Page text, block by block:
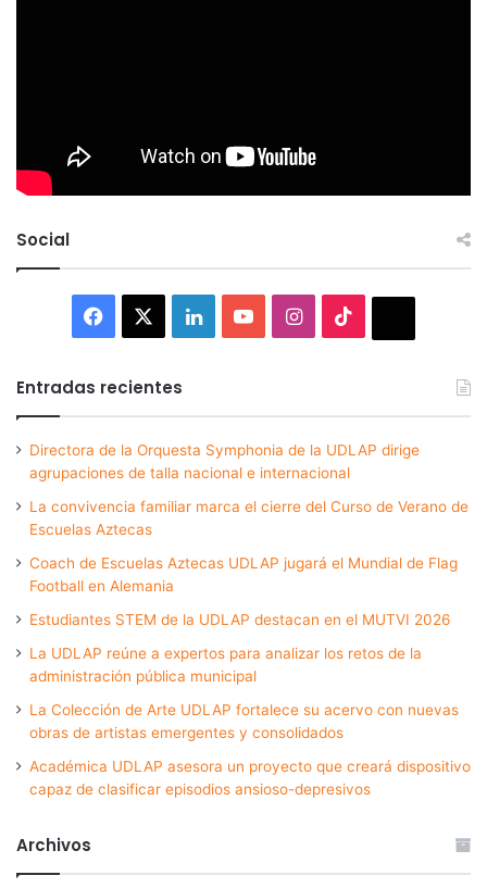
Social
Facebook LinkedInYouTubeInstagram
Entradas recientes
Directora de la Orquesta Symphonia de la UDLAP dirige
agrupaciones de talla nacional e internacional
La convivencia familiar marca el cierre del Curso de Verano de
Escuelas Aztecas
Coach de Escuelas Aztecas UDLAP jugará el Mundial de Flag
Football en Alemania
Estudiantes STEM de la UDLAP destacan en el MUTVI 2026
La UDLAP reúne a expertos para analizar los retos de la
administración pública municipal
La Colección de Arte UDLAP fortalece su acervo con nuevas
obras de artistas emergentes y consolidados
Académica UDLAP asesora un proyecto que creará dispositivo
capaz de clasificar episodios ansioso-depresivos
Archivos